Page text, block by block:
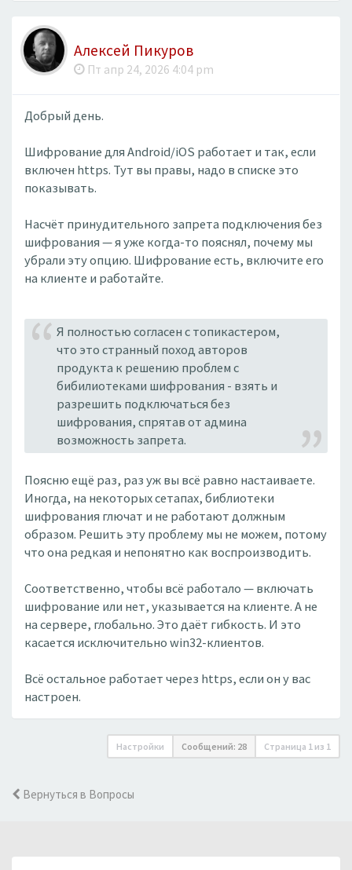
Алексей Пикуров
Пт апр 24, 2026 4:04 pm
Добрый день.
Шифрование для Android/iOS работает и так, если
включен https. Тут вы правы, надо в списке это
показывать.
Насчёт принудительного запрета подключения без
шифрования — я уже когда-то пояснял, почему мы
убрали эту опцию. Шифрование есть, включите его
на клиенте и работайте.
Я полностью согласен с топикастером,
что это странный поход авторов
продукта к решению проблем с
бибилиотеками шифрования - взять и
разрешить подключаться без
шифрования, спрятав от админа
возможность запрета.
Поясню ещё раз, раз уж вы всё равно настаиваете.
Иногда, на некоторых сетапах, библиотеки
шифрования глючат и не работают должным
образом. Решить эту проблему мы не можем, потому
что она редкая и непонятно как воспроизводить.
Соответственно, чтобы всё работало — включать
шифрование или нет, указывается на клиенте. А не
на сервере, глобально. Это даёт гибкость. И это
касается исключительно win32-клиентов.
Всё остальное работает через https, если он у вас
настроен.
Настройки Сообщений: 28 Страница 1 из 1
Вернуться в Вопросы